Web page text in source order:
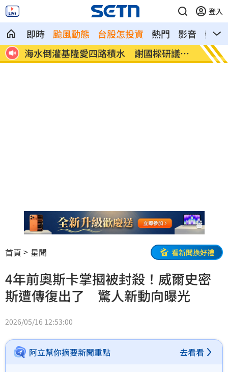
登入
即時 颱風動態 台股怎投資 熱門 影音
熱搜
友
海水倒灌基隆愛四路積水 謝國樑研議補
償
越花
倍
首頁 星聞 看新聞換好禮
4年前奧斯卡掌摑被封殺！威爾史密
斯遭傳復出了 驚人新動向曝光
2026/05/16 12:53:00
阿立幫你摘要新聞重點 去看看